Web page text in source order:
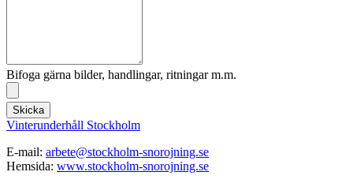
Bifoga gärna bilder, handlingar, ritningar m.m.
Skicka
Vinterunderhåll Stockholm
E-mail: arbete@stockholm-snorojning.se
Hemsida: www.stockholm-snorojning.se